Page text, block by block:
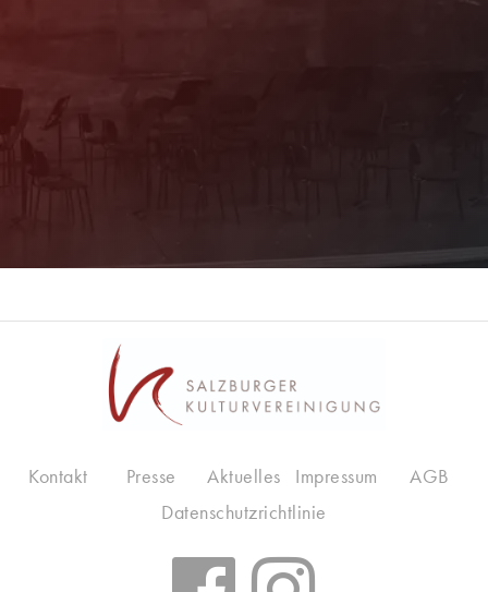
Kontakt Presse Aktuelles Impressum
AGB
Datenschutzrichtlinie